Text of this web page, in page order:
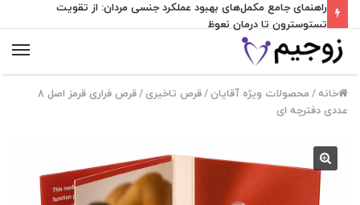
راهنمای جامع مکمل‌های بهبود عملکرد جنسی مردان: از تقویت
تستوسترون تا درمان نعوظ
خانه / محصولات ویژه آقایان/قرص تاخیری/
قرص فراری قرمز اصل 8
عددی دفترچه ای